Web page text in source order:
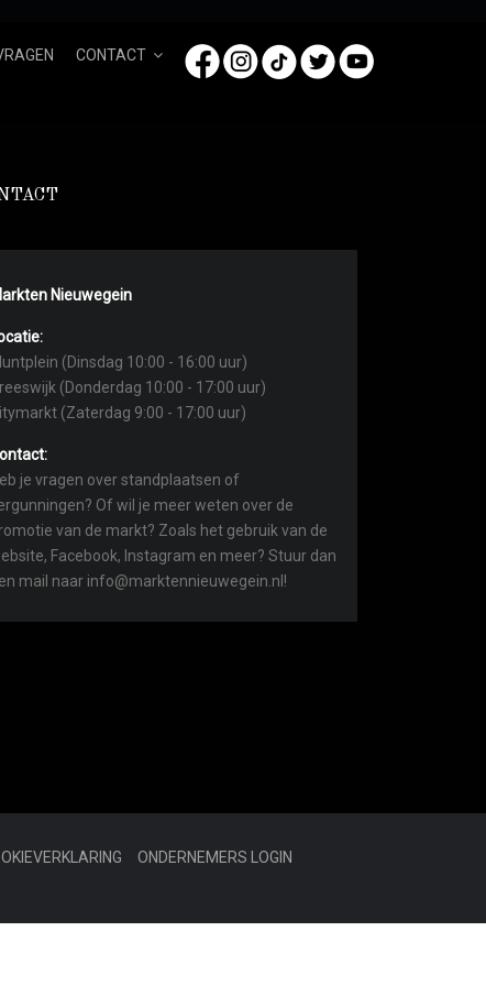
CONTACT
Nieuwegein
(Dinsdag 10:00 - 16:00 uur)
(Donderdag 10:00 - 17:00 uur)
(Zaterdag 9:00 - 17:00 uur)
je vragen over standplaatsen of
Of wil je meer weten over de
van de markt? Zoals het gebruik van de
Facebook, Instagram en meer? Stuur dan
mail naar info@marktennieuwegein.nl!
ONDERNEMERS LOGIN